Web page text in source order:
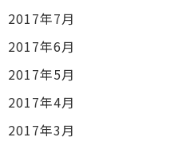
2017年7月
2017年6月
2017年5月
2017年4月
2017年3月